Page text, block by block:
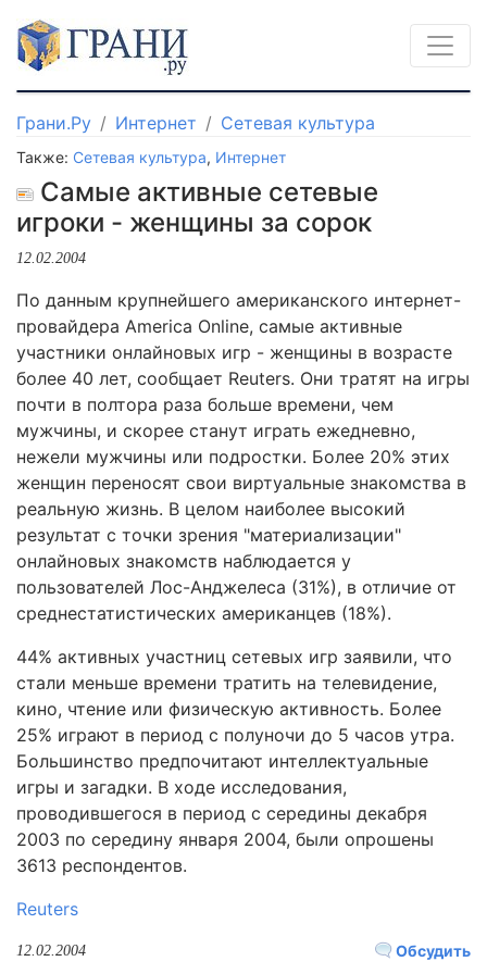
Грани.Ру Интернет Сетевая культура
Также: Сетевая культура, Интернет
Самые активные сетевые
игроки - женщины за сорок
12.02.2004
По данным крупнейшего американского интернет-
провайдера America Online, самые активные
участники онлайновых игр - женщины в возрасте
более 40 лет, сообщает Reuters. Они тратят на игры
почти в полтора раза больше времени, чем
мужчины, и скорее станут играть ежедневно,
нежели мужчины или подростки. Более 20% этих
женщин переносят свои виртуальные знакомства в
реальную жизнь. В целом наиболее высокий
результат с точки зрения "материализации"
онлайновых знакомств наблюдается у
пользователей Лос-Анджелеса (31%), в отличие от
среднестатистических американцев (18%).
44% активных участниц сетевых игр заявили, что
стали меньше времени тратить на телевидение,
кино, чтение или физическую активность. Более
25% играют в период с полуночи до 5 часов утра.
Большинство предпочитают интеллектуальные
игры и загадки. В ходе исследования,
проводившегося в период с середины декабря
2003 по середину января 2004, были опрошены
3613 респондентов.
Reuters
Обсудить
12.02.2004